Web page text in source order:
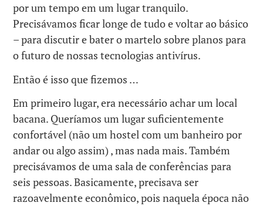
por um tempo em um lugar tranquilo.
Precisávamos ficar longe de tudo e voltar ao básico
– para discutir e bater o martelo sobre planos para
o futuro de nossas tecnologias antivírus.
Então é isso que fizemos …
Em primeiro lugar, era necessário achar um local
bacana. Queríamos um lugar suficientemente
confortável (não um hostel com um banheiro por
andar ou algo assim) , mas nada mais. Também
precisávamos de uma sala de conferências para
seis pessoas. Basicamente, precisava ser
razoavelmente econômico, pois naquela época não